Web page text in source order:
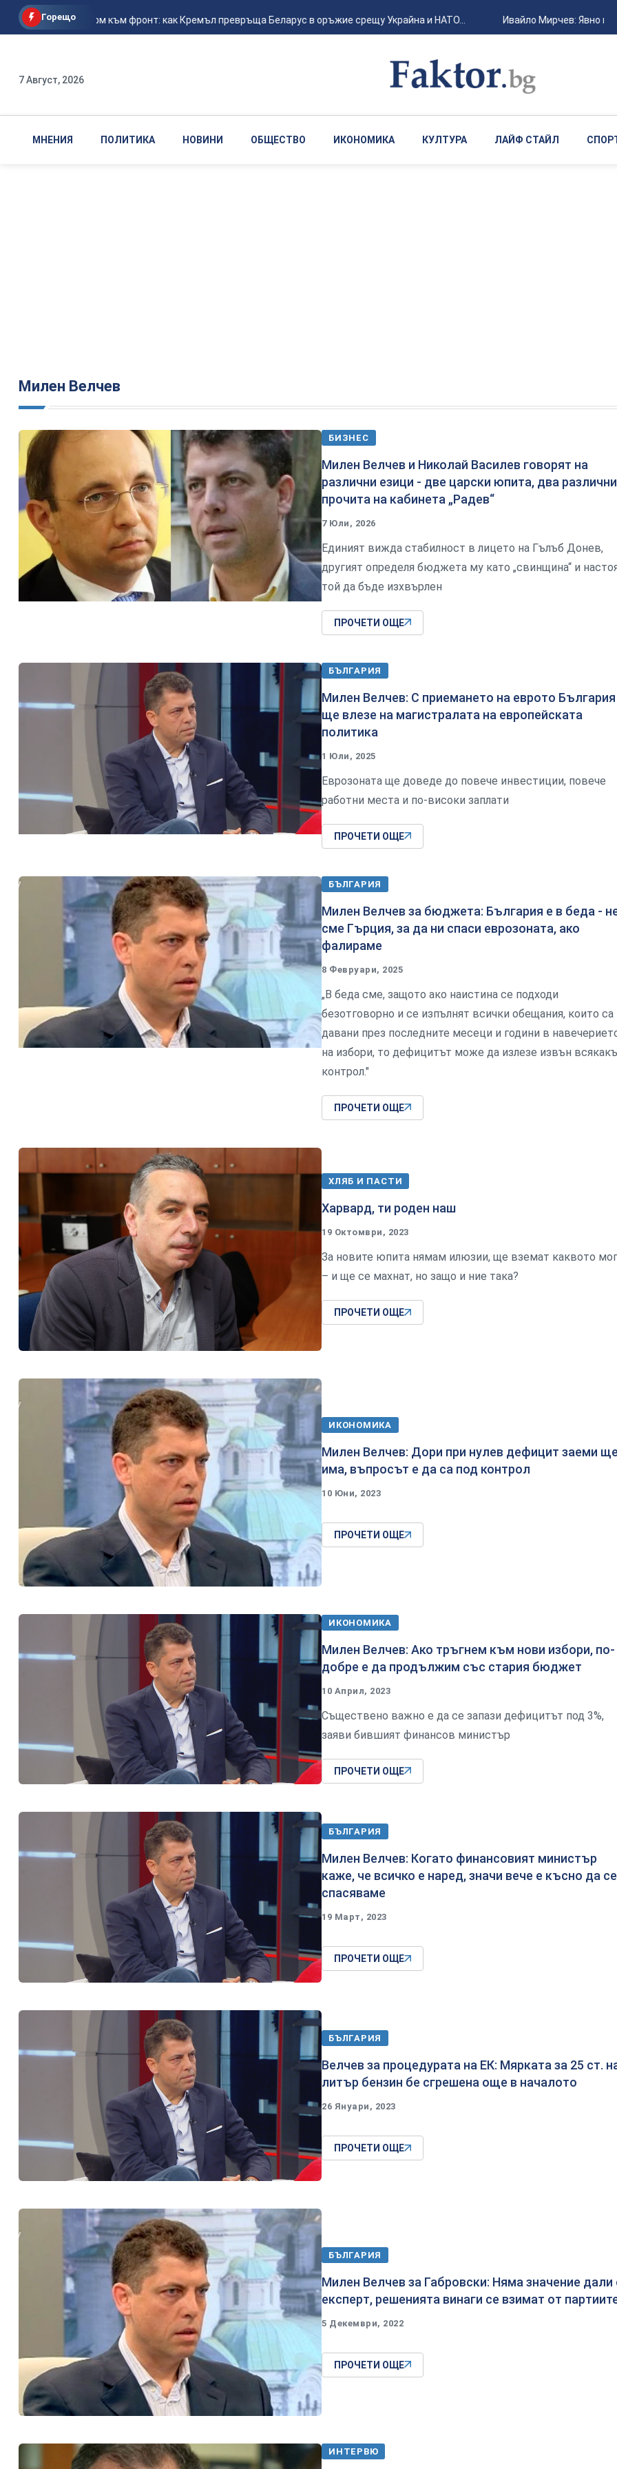
Горещо
От плацдарм към фронт: как Кремъл превръща Беларус в оръжие срещу Украйна и НАТО... Ивайло Мирчев: Явно
7 Август, 2026
МНЕНИЯ ПОЛИТИКА НОВИНИ ОБЩЕСТВО ИКОНОМИКА КУЛТУРА ЛАЙФ СТАЙЛ
Милен Велчев
БИЗНЕС
Милен Велчев и Николай Василев говорят на
различни езици - две царски юпита, два различни
прочита на кабинета „Радев“
7 Юли, 2026
Единият вижда стабилност в лицето на Гълъб Донев,
другият определя бюджета му като „свинщина“ и
той да бъде изхвърлен
ПРОЧЕТИ ОЩЕ
БЪЛГАРИЯ
Милен Велчев: С приемането на еврото България
ще влезе на магистралата на европейската
политика
1 Юли, 2025
Еврозоната ще доведе до повече инвестиции, повече
работни места и по-високи заплати
ПРОЧЕТИ ОЩЕ
БЪЛГАРИЯ
Милен Велчев за бюджета: България е в беда -
сме Гърция, за да ни спаси еврозоната, ако
фалираме
8 Февруари, 2025
„В беда сме, защото ако наистина се подходи
безотговорно и се изпълнят всички обещания, които са
давани през последните месеци и години в
на избори, то дефицитът може да излезе извън
контрол."
ПРОЧЕТИ ОЩЕ
ХЛЯБ И ПАСТИ
Харвард, ти роден наш
19 Октомври, 2023
За новите юпита нямам илюзии, ще вземат каквото
– и ще се махнат, но защо и ние така?
ПРОЧЕТИ ОЩЕ
ИКОНОМИКА
Милен Велчев: Дори при нулев дефицит заеми
има, въпросът е да са под контрол
10 Юни, 2023
ПРОЧЕТИ ОЩЕ
ИКОНОМИКА
Милен Велчев: Ако тръгнем към нови избори, по-
добре е да продължим със стария бюджет
10 Април, 2023
Съществено важно е да се запази дефицитът под 3%,
заяви бившият финансов министър
ПРОЧЕТИ ОЩЕ
БЪЛГАРИЯ
Милен Велчев: Когато финансовият министър
каже, че всичко е наред, значи вече е късно да се
спасяваме
19 Март, 2023
ПРОЧЕТИ ОЩЕ
БЪЛГАРИЯ
Велчев за процедурата на ЕК: Мярката за 25 ст.
литър бензин бе сгрешена още в началото
26 Януари, 2023
ПРОЧЕТИ ОЩЕ
БЪЛГАРИЯ
Милен Велчев за Габровски: Няма значение дали
експерт, решенията винаги се взимат от
5 Декември, 2022
ПРОЧЕТИ ОЩЕ
ИНТЕРВЮ